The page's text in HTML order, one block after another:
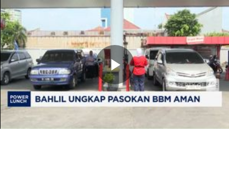
Memutarkan
Video